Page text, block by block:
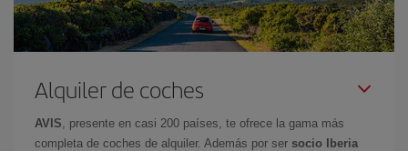
Alquiler de coches
AVIS , presente en casi 200 países, te ofrece la gama más
completa de coches de alquiler. Además por ser socio Iberia